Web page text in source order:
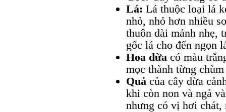
Lá: Lá thuộc loại lá
nhỏ, nhỏ hơn nhiều
thuôn dài mảnh nhẹ,
gốc lá cho đến ngọn
Hoa dừa có màu
mọc thành từng
Quả của cây dừa
khi còn non và ngả
nhưng có vị hơi chát,